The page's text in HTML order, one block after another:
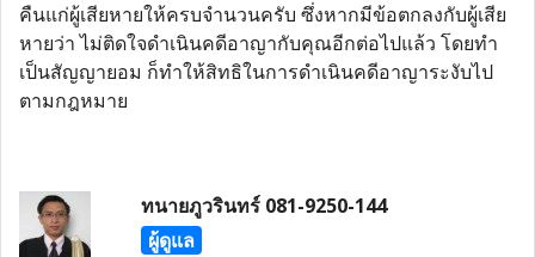
คืนแก่ผู้เสียหายให้ครบจำนวนครับ ซึ่งหากมีข้อตกลงกับผู้เสีย
หายว่า ไม่ติดใจดำเนินคดีอาญากับคุณอีกต่อไปแล้ว โดยทำ
เป็นสัญญายอม ก็ทำให้สิทธิในการดำเนินคดีอาญาระงับไป
ตามกฎหมาย
ทนายภูวรินทร์ 081-9250-144
ผู้ดูแล